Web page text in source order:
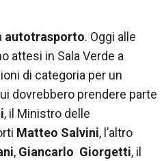
autotrasporto. Oggi alle
attesi in Sala Verde a
di categoria per un
dovrebbero prendere parte
, il Ministro delle
Matteo Salvini, l’altro
, Giancarlo Giorgetti, il